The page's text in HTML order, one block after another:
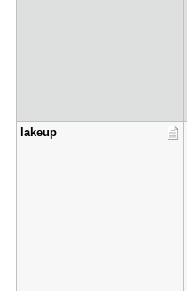
lakeup